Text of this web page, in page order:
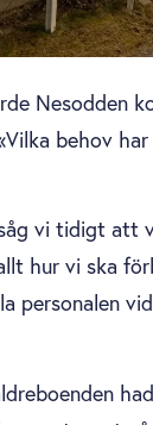
Nesodden
behov
vi tidigt att
hur vi ska
personalen